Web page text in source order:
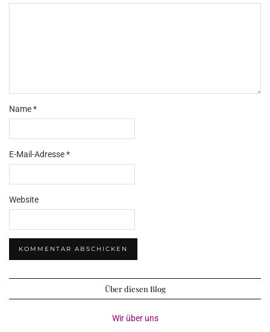
Name*
E-Mail-Adresse*
Website
Über diesen Blog
Wir über uns